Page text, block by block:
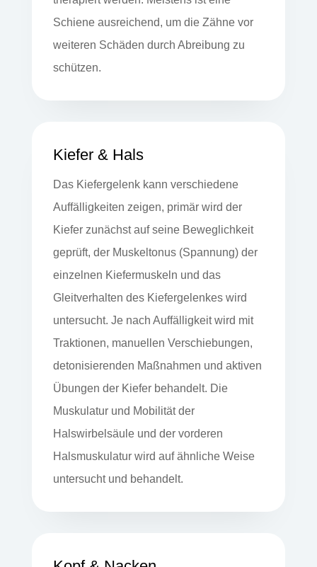
Schiene ausreichend, um die Zähne vor
weiteren Schäden durch Abreibung zu
schützen.
Kiefer & Hals
Das Kiefergelenk kann verschiedene
Auffälligkeiten zeigen, primär wird der
Kiefer zunächst auf seine Beweglichkeit
geprüft, der Muskeltonus (Spannung) der
einzelnen Kiefermuskeln und das
Gleitverhalten des Kiefergelenkes wird
untersucht. Je nach Auffälligkeit wird mit
Traktionen, manuellen Verschiebungen,
detonisierenden Maßnahmen und aktiven
Übungen der Kiefer behandelt. Die
Muskulatur und Mobilität der
Halswirbelsäule und der vorderen
Halsmuskulatur wird auf ähnliche Weise
untersucht und behandelt.